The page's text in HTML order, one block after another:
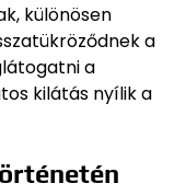
különösen
a
a
kilátás nyílik a